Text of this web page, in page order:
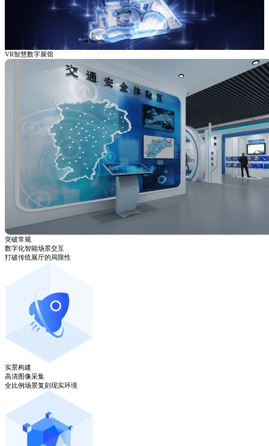
VR智慧数字展馆
突破常规
数字化智能场景交互
打破传统展厅的局限性
实景构建
高清图像采集
全比例场景复刻现实环境